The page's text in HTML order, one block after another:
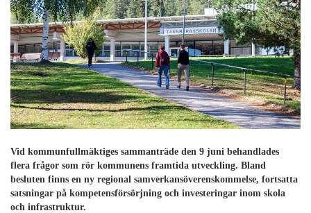
Vid kommunfullmäktiges sammanträde den 9 juni behandlades
flera frågor som rör kommunens framtida utveckling. Bland
besluten finns en ny regional samverkansöverenskommelse, fortsatta
satsningar på kompetensförsörjning och investeringar inom skola
och infrastruktur.